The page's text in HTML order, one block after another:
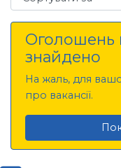
Оголошень
знайдено
На жаль, для
про вакансії.